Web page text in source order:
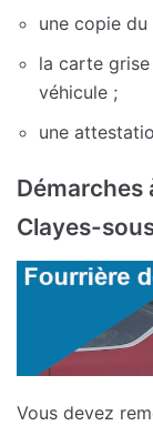
une copie
la carte
véhicule ;
une
Démarches
Clayes-
Vous devez